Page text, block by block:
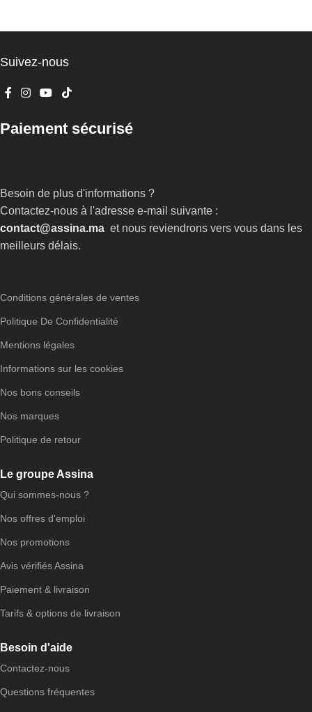
Besoin d'aide
Contactez-nous
Questions fréquentes
Le groupe Assina
Qui sommes-nous ?
Nos offres d'emploi
Nos promotions
Avis vérifiés Assina
Paiement & livraison
Tarifs & options de livraison
Conditions générales de ventes
Politique De Confidentialité
Mentions légales
Informations sur les cookies
Nos bons conseils
Nos marques
Politique de retour
Suivez-nous
Paiement sécurisé
Besoin de plus d'informations ?
Contactez-nous à l'adresse e-mail suivante :
contact@assina.ma et nous reviendrons vers vous dans les
meilleurs délais.